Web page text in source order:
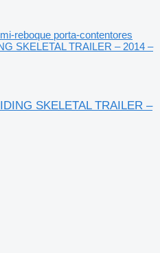
reboque porta-contentores
SKELETAL TRAILER – 2014 –
SKELETAL TRAILER –